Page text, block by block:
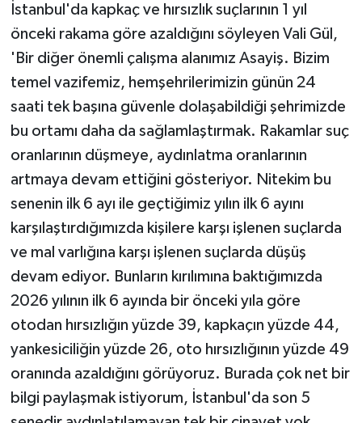
İstanbul'da kapkaç ve hırsızlık suçlarının 1 yıl
önceki rakama göre azaldığını söyleyen Vali Gül,
'Bir diğer önemli çalışma alanımız Asayiş. Bizim
temel vazifemiz, hemşehrilerimizin günün 24
saati tek başına güvenle dolaşabildiği şehrimizde
bu ortamı daha da sağlamlaştırmak. Rakamlar suç
oranlarının düşmeye, aydınlatma oranlarının
artmaya devam ettiğini gösteriyor. Nitekim bu
senenin ilk 6 ayı ile geçtiğimiz yılın ilk 6 ayını
karşılaştırdığımızda kişilere karşı işlenen suçlarda
ve mal varlığına karşı işlenen suçlarda düşüş
devam ediyor. Bunların kırılımına baktığımızda
2026 yılının ilk 6 ayında bir önceki yıla göre
otodan hırsızlığın yüzde 39, kapkaçın yüzde 44,
yankesiciliğin yüzde 26, oto hırsızlığının yüzde 49
oranında azaldığını görüyoruz. Burada çok net bir
bilgi paylaşmak istiyorum, İstanbul'da son 5